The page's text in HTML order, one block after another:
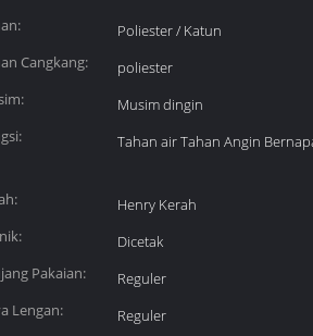
Poliester / Katun
Cangkang:
poliester
Musim dingin
Tahan air Tahan Angin
Henry Kerah
Dicetak
Pakaian:
Reguler
Lengan:
Reguler